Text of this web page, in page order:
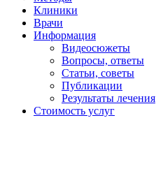
Клиники
Врачи
Информация
Видеосюжеты
Вопросы, ответы
Статьи, советы
Публикации
Результаты лечения
Стоимость услуг